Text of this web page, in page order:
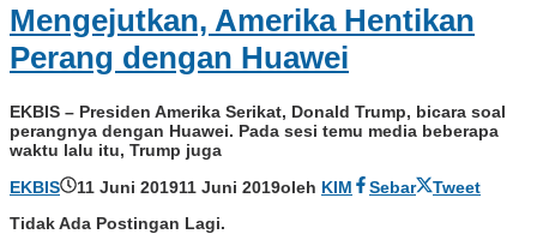
Mengejutkan, Amerika Hentikan
Perang dengan Huawei
EKBIS – Presiden Amerika Serikat, Donald Trump, bicara soal
perangnya dengan Huawei. Pada sesi temu media beberapa
waktu lalu itu, Trump juga
EKBIS
11 Juni 201911 Juni 2019oleh KIM Sebar
Tweet
Tidak Ada Postingan Lagi.